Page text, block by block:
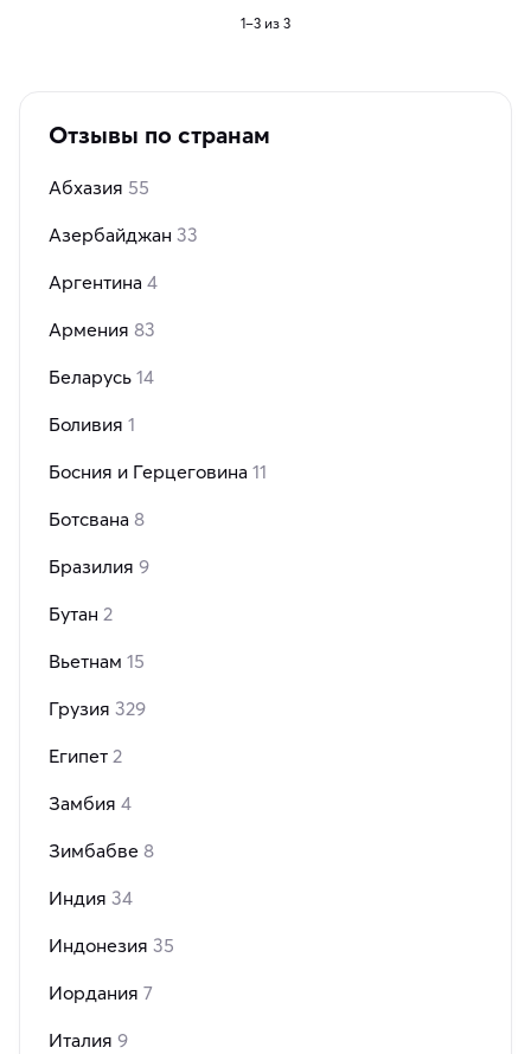
1–3 из 3
Отзывы по странам
Абхазия 55
Азербайджан 33
Аргентина 4
Армения 83
Беларусь 14
Боливия 1
Босния и Герцеговина 11
Ботсвана 8
Бразилия 9
Бутан 2
Вьетнам 15
Грузия 329
Египет 2
Замбия 4
Зимбабве 8
Индия 34
Индонезия 35
Иордания 7
Италия 9